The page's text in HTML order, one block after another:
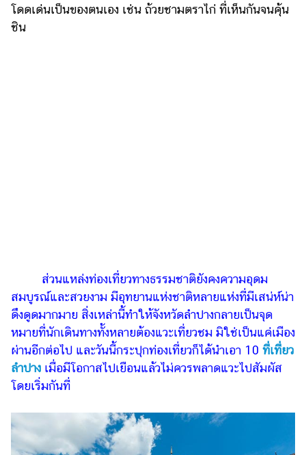
Music
Station
สุขภาพ
ท่อง
เที่ยว
สูตร
อาหาร
ง่ายๆ
ช้อป
ปิ้ง
โดดเด่นเป็นของตนเอง เช่น ถ้วยชามตราไก่ ที่เห็นกันจนคุ้น
ชิน
ส่วนแหล่งท่องเที่ยวทางธรรมชาติยังคงความอุดม
สมบูรณ์และสวยงาม มีอุทยานแห่งชาติหลายแห่งที่มีเสน่ห์น่า
ดึงดูดมากมาย สิ่งเหล่านี้ทำให้จังหวัดลำปางกลายเป็นจุด
หมายที่นักเดินทางทั้งหลายต้องแวะเที่ยวชม มิใช่เป็นแค่เมือง
ผ่านอีกต่อไป และวันนี้กระปุกท่องเที่ยวก็ได้นำเอา 10 ที่เที่ยว
ลำปาง เมื่อมีโอกาสไปเยือนแล้วไม่ควรพลาดแวะไปสัมผัส
โดยเริ่มกันที่